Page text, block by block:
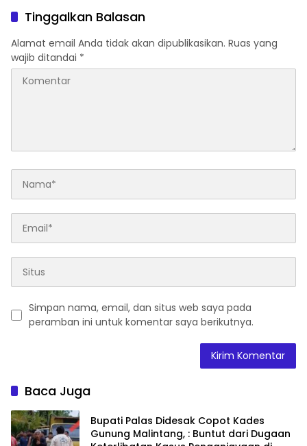
Tinggalkan Balasan
Alamat email Anda tidak akan dipublikasikan. Ruas yang
wajib ditandai *
Simpan nama, email, dan situs web saya pada
peramban ini untuk komentar saya berikutnya.
Baca Juga
Bupati Palas Didesak Copot Kades
Gunung Malintang, : Buntut dari Dugaan